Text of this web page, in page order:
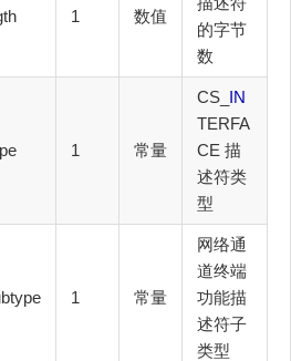
1 数值
的字节
数
1 常量
CS_ IN
TERFA
CE 描
述符类
型
1 常量
网络通
道终端
功能描
述符子
类型